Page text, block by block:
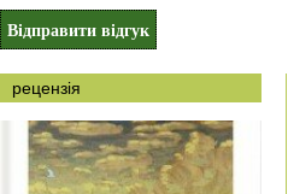
рецензія